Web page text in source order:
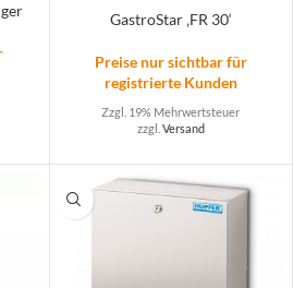
GastroStar ‚FR 30‘
Preise nur sichtbar für
registrierte Kunden
Zzgl. 19% Mehrwertsteuer
zzgl. Versand